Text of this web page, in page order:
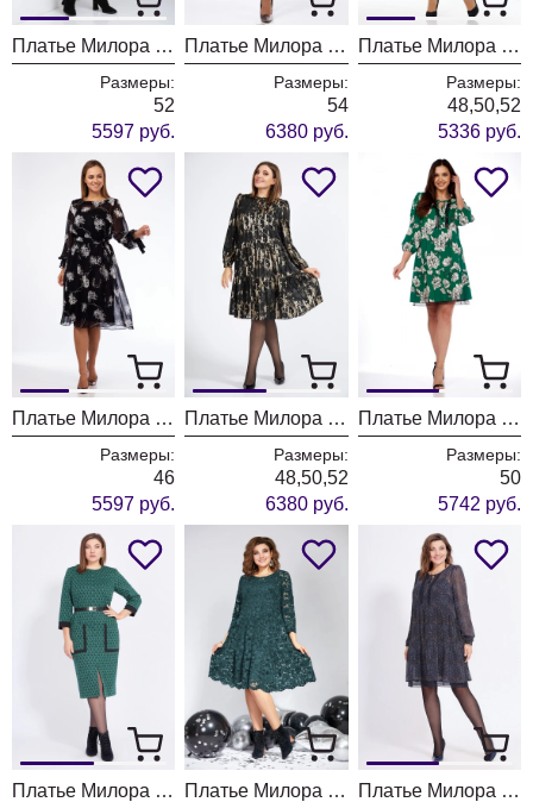
Платье Милора Стиль 1169 синий
Размеры:
52
5597 руб.
Платье Милора Стиль 1137 чёрное с серебром
Размеры:
54
6380 руб.
Платье Милора Стиль 1147 чёрное в полоску
Размеры:
48,50,52
5336 руб.
Платье Милора Стиль 1140 чёрный с принтом
Размеры:
46
5597 руб.
Платье Милора Стиль 1137 Dior
Размеры:
48,50,52
6380 руб.
Платье Милора Стиль 1035 зеленое в цветы
Размеры:
50
5742 руб.
Платье Милора Стиль 1042 зеленый Платье Милора Стиль 827 зеленый Платье Милора Стиль 1035 синий